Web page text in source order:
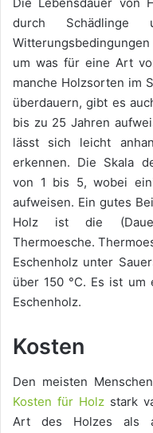
durch Schädlinge
um was für eine Art
manche Holzsorten im
überdauern, gibt es
bis zu 25 Jahren
lässt sich leicht
erkennen. Die Skala
von 1 bis 5, wobei
aufweisen. Ein gutes
Holz ist die
Thermoesche.
Eschenholz unter
über 150 °C. Es ist um
Eschenholz.
Kosten
Den meisten
Kosten für Holzstark
Art des Holzes als